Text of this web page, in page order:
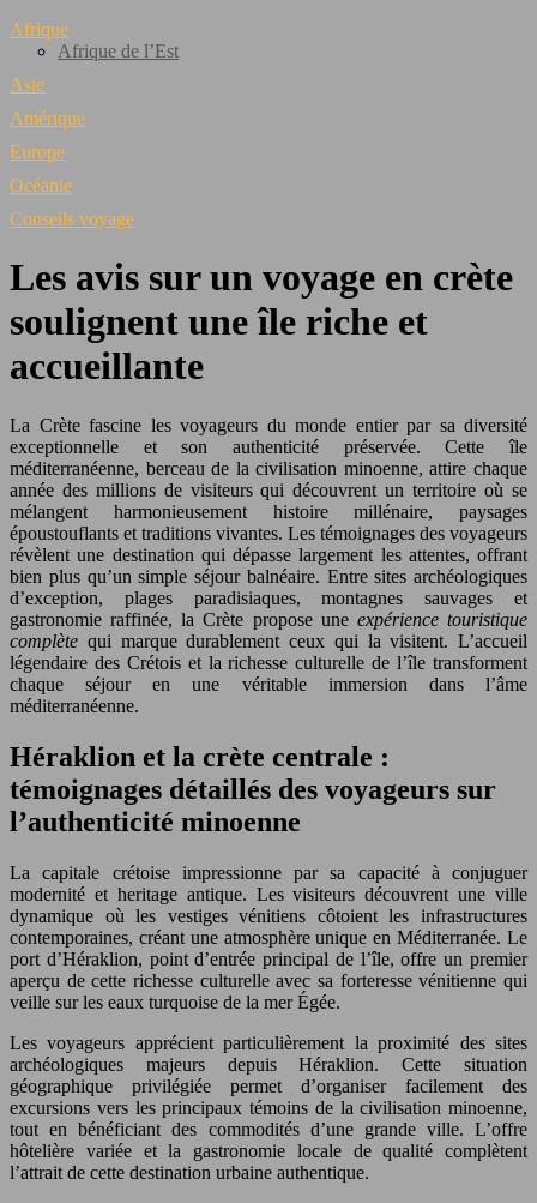
Afrique
Afrique de l’Est
Asie
Amérique
Europe
Océanie
Conseils voyage
Les avis sur un voyage en crète
soulignent une île riche et
accueillante
La Crète fascine les voyageurs du monde entier par sa diversité
exceptionnelle et son authenticité préservée. Cette île
méditerranéenne, berceau de la civilisation minoenne, attire chaque
année des millions de visiteurs qui découvrent un territoire où se
mélangent harmonieusement histoire millénaire, paysages
époustouflants et traditions vivantes. Les témoignages des voyageurs
révèlent une destination qui dépasse largement les attentes, offrant
bien plus qu’un simple séjour balnéaire. Entre sites archéologiques
d’exception, plages paradisiaques, montagnes sauvages et
gastronomie raffinée, la Crète propose une expérience touristique
complète qui marque durablement ceux qui la visitent. L’accueil
légendaire des Crétois et la richesse culturelle de l’île transforment
chaque séjour en une véritable immersion dans l’âme
méditerranéenne.
Héraklion et la crète centrale :
témoignages détaillés des voyageurs sur
l’authenticité minoenne
La capitale crétoise impressionne par sa capacité à conjuguer
modernité et heritage antique. Les visiteurs découvrent une ville
dynamique où les vestiges vénitiens côtoient les infrastructures
contemporaines, créant une atmosphère unique en Méditerranée. Le
port d’Héraklion, point d’entrée principal de l’île, offre un premier
aperçu de cette richesse culturelle avec sa forteresse vénitienne qui
veille sur les eaux turquoise de la mer Égée.
Les voyageurs apprécient particulièrement la proximité des sites
archéologiques majeurs depuis Héraklion. Cette situation
géographique privilégiée permet d’organiser facilement des
excursions vers les principaux témoins de la civilisation minoenne,
tout en bénéficiant des commodités d’une grande ville. L’offre
hôtelière variée et la gastronomie locale de qualité complètent
l’attrait de cette destination urbaine authentique.